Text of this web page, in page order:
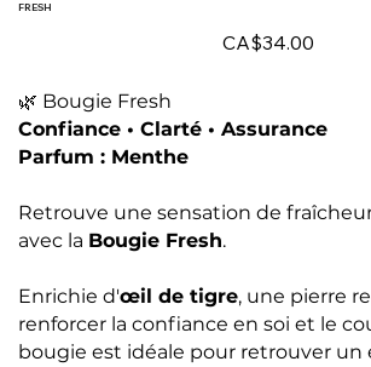
FRESH
Price
CA$34.00
🌿 Bougie Fresh
Confiance • Clarté • Assurance
Parfum : Menthe
Retrouve une sensation de
avec la Bougie Fresh.
Enrichie d'œil de tigre, une pierre
renforcer la confiance en soi et le
bougie est idéale pour retrouver un